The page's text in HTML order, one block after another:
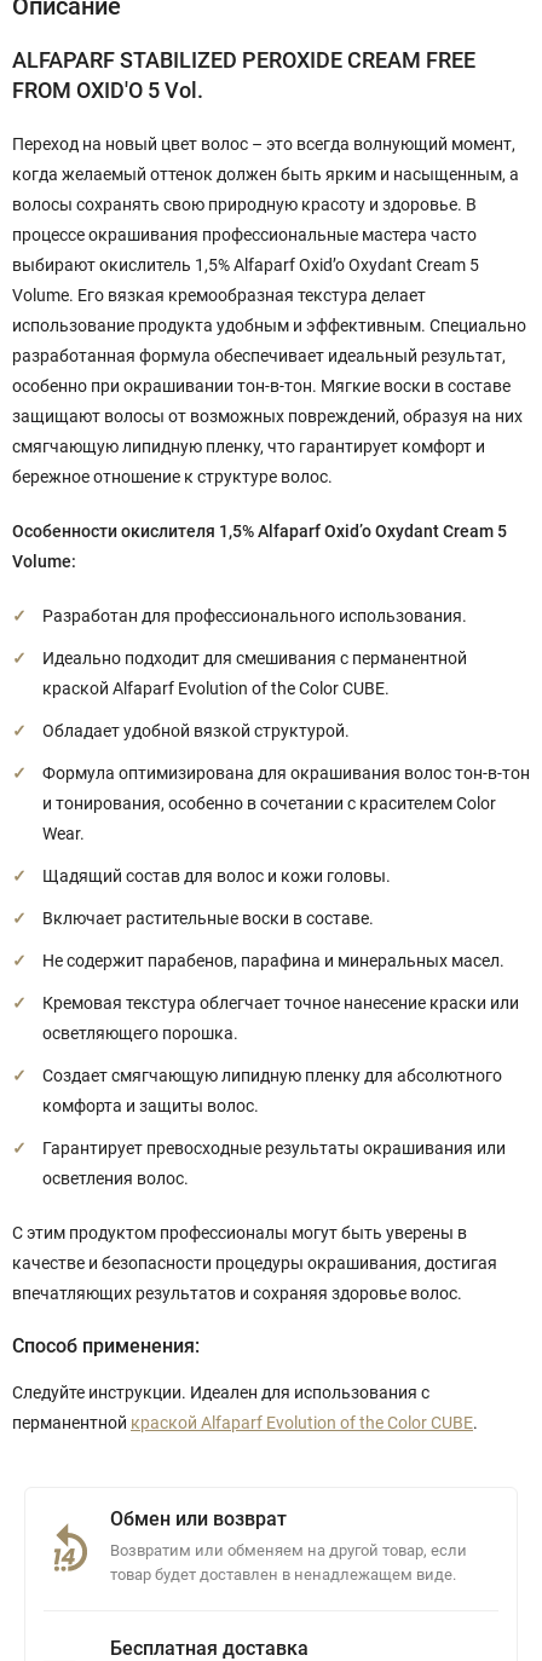
Описание
ALFAPARF STABILIZED PEROXIDE CREAM FREE
FROM OXID'O 5 Vol.
Переход на новый цвет волос – это всегда волнующий момент,
когда желаемый оттенок должен быть ярким и насыщенным, а
волосы сохранять свою природную красоту и здоровье. В
процессе окрашивания профессиональные мастера часто
выбирают окислитель 1,5% Alfaparf Oxid’o Oxydant Cream 5
Volume. Его вязкая кремообразная текстура делает
использование продукта удобным и эффективным. Специально
разработанная формула обеспечивает идеальный результат,
особенно при окрашивании тон-в-тон. Мягкие воски в составе
защищают волосы от возможных повреждений, образуя на них
смягчающую липидную пленку, что гарантирует комфорт и
бережное отношение к структуре волос.
Особенности окислителя 1,5% Alfaparf Oxid’o Oxydant Cream 5
Volume:
Разработан для профессионального использования.
Идеально подходит для смешивания с перманентной
краской Alfaparf Evolution of the Color CUBE.
Обладает удобной вязкой структурой.
Формула оптимизирована для окрашивания волос тон-в-тон
и тонирования, особенно в сочетании с красителем Color
Wear.
Щадящий состав для волос и кожи головы.
Включает растительные воски в составе.
Не содержит парабенов, парафина и минеральных масел.
Кремовая текстура облегчает точное нанесение краски или
осветляющего порошка.
Создает смягчающую липидную пленку для абсолютного
комфорта и защиты волос.
Гарантирует превосходные результаты окрашивания или
осветления волос.
С этим продуктом профессионалы могут быть уверены в
качестве и безопасности процедуры окрашивания, достигая
впечатляющих результатов и сохраняя здоровье волос.
Способ применения:
Следуйте инструкции. Идеален для использования с
перманентной краской Alfaparf Evolution of the Color CUBE.
Обмен или возврат
Возвратим или обменяем на другой товар, если
товар будет доставлен в ненадлежащем виде.
Бесплатная доставка